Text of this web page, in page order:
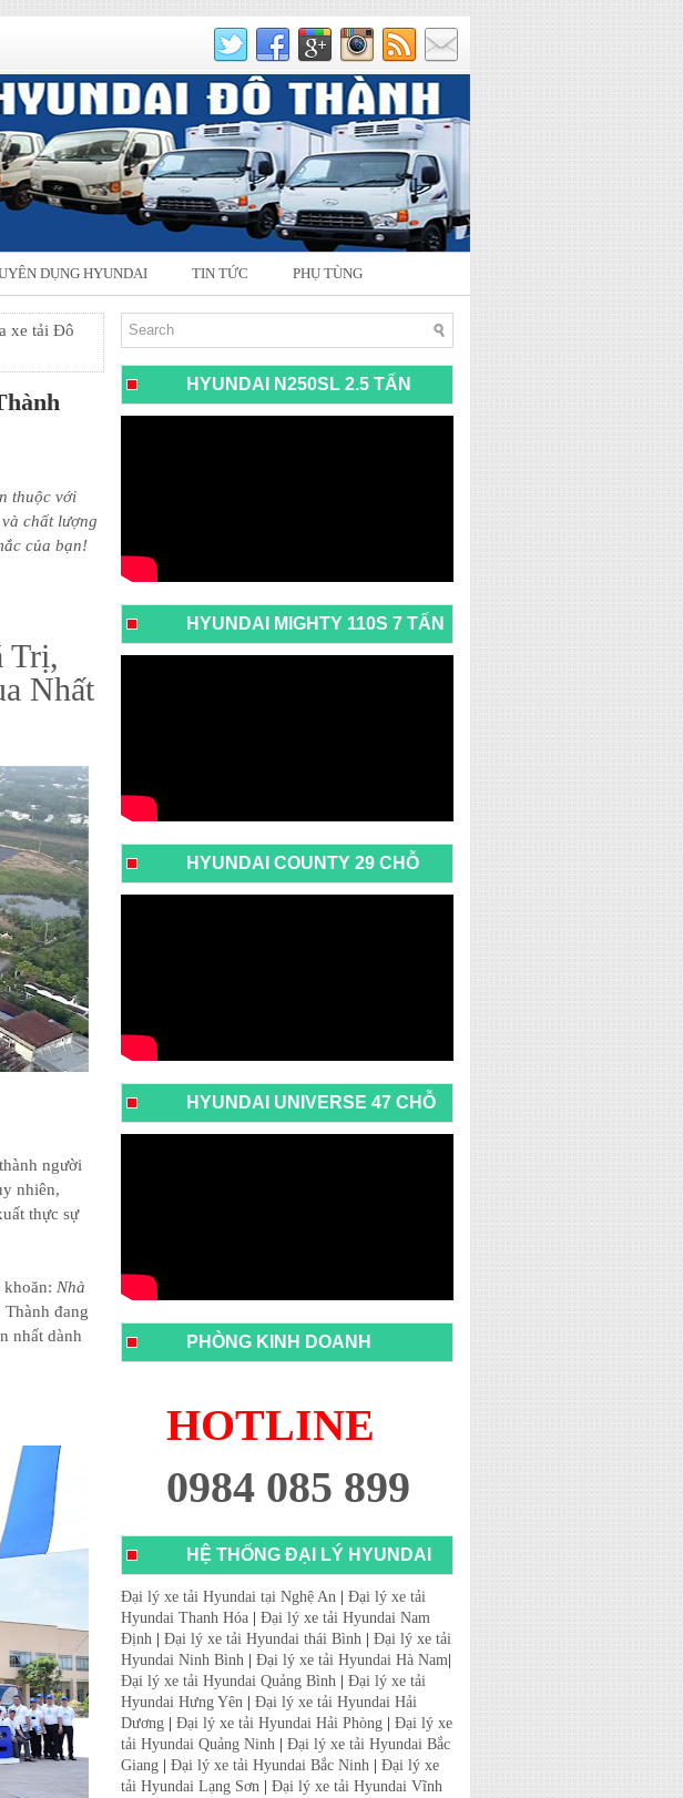
DỤNG HYUNDAI TIN TỨC PHỤ TÙNG
xe tải Đô
thuộc với
chất lượng
của bạn!
Trị,
Nhất
người
nhiên,
thực sự
khoăn: Nhà
đang
nhất dành
HYUNDAI N250SL 2.5 TẤN
HYUNDAI MIGHTY 110S 7 TẤN
HYUNDAI COUNTY 29 CHỖ
HYUNDAI UNIVERSE 47 CHỖ
PHÒNG KINH DOANH
HOTLINE
0984 085 899
HỆ THỐNG ĐẠI LÝ HYUNDAI
Đại lý xe tải Hyundai tại Nghệ An
Đại lý xe tải
Hyundai Thanh Hóa
Đại lý xe tải Hyundai Nam
Định
Đại lý xe tải Hyundai thái Bình
Đại lý xe tải
Hyundai Ninh Bình
Đại lý xe tải Hyundai Hà Nam
Đại lý xe tải Hyundai Quảng Bình
Đại lý xe tải
Hyundai Hưng Yên
Đại lý xe tải Hyundai Hải
Dương
Đại lý xe tải Hyundai Hải Phòng
Đại lý xe
tải Hyundai Quảng Ninh
Đại lý xe tải Hyundai Bắc
Giang
Đại lý xe tải Hyundai Bắc Ninh
Đại lý xe
tải Hyundai Lạng Sơn
Đại lý xe tải Hyundai Vĩnh